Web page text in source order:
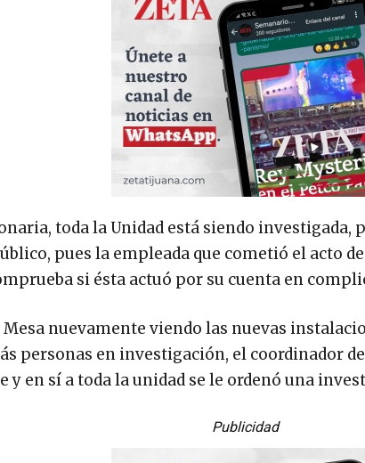
toda la Unidad está siendo
pues la empleada que cometió el acto
si ésta actuó por su cuenta en
Mesa nuevamente viendo las nuevas
personas en investigación, el coordinador
en sí a toda la unidad se le ordenó una
Publicidad